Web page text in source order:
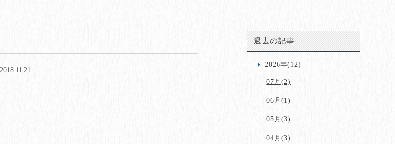
2018.11.21
過去の記事
2026年(12)
07月(2)
06月(1)
05月(3)
04月(3)